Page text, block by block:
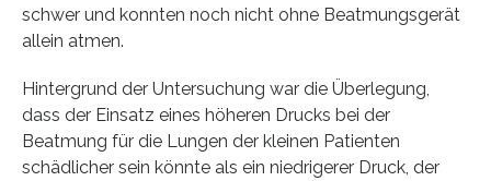
schwer und konnten noch nicht ohne Beatmungsgerät
allein atmen.
Hintergrund der Untersuchung war die Überlegung,
dass der Einsatz eines höheren Drucks bei der
Beatmung für die Lungen der kleinen Patienten
schädlicher sein könnte als ein niedrigerer Druck, der